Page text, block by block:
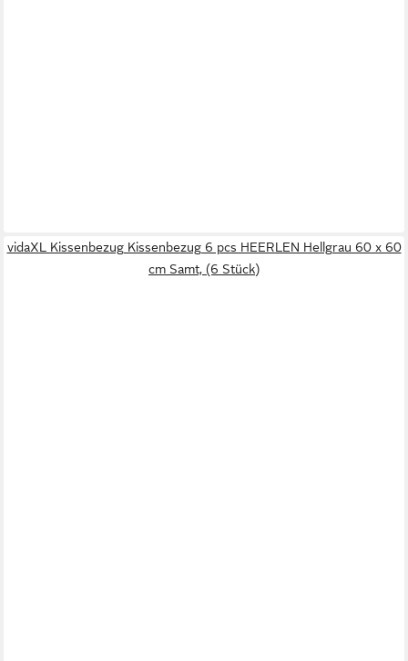
vidaXL Kissenbezug Kissenbezug 6 pcs HEERLEN Hellgrau 60 x 60
cm Samt, (6 Stück)